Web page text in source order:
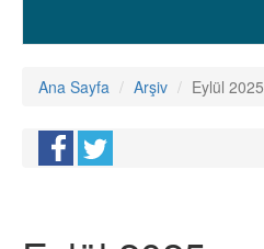
Ana Sayfa Arşiv Eylül 2025